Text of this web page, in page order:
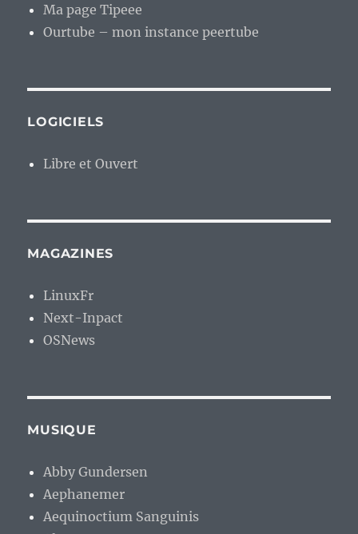
Ma page Tipeee
Ourtube – mon instance peertube
LOGICIELS
Libre et Ouvert
MAGAZINES
LinuxFr
Next-Inpact
OSNews
MUSIQUE
Abby Gundersen
Aephanemer
Aequinoctium Sanguinis